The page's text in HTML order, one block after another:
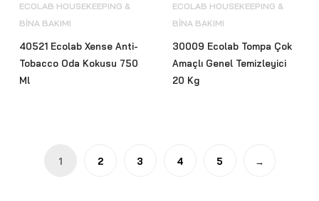
ECOLAB HOUSEKEEPING &
BİNA BAKIMI
40521 Ecolab Xense Anti-
Tobacco Oda Kokusu 750
Ml
ECOLAB HOUSEKEEPING &
BİNA BAKIMI
30009 Ecolab Tompa Çok
Amaçlı Genel Temizleyici
20 Kg
1 2 3 4 5 →